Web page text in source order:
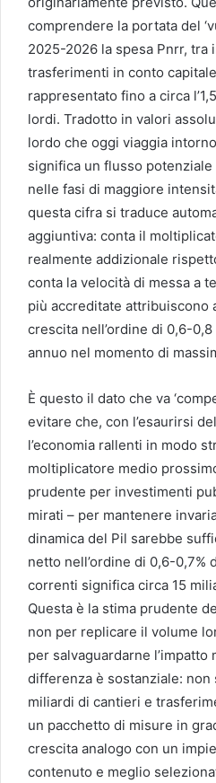
comprendere la portata del
2025-2026 la spesa Pnrr, tra
trasferimenti in conto
rappresentato fino a circa
lordi. Tradotto in valori
lordo che oggi viaggia
significa un flusso
nelle fasi di maggiore
questa cifra si traduce
aggiuntiva: conta il
realmente addizionale
conta la velocità di messa a
più accreditate attribuiscono
crescita nell’ordine di 0,6-
annuo nel momento di
È questo il dato che va
evitare che, con l’esaurirsi
l’economia rallenti in modo
moltiplicatore medio
prudente per investimenti
mirati – per mantenere
dinamica del Pil sarebbe
netto nell’ordine di 0,6-0,7%
correnti significa circa 15
Questa è la stima prudente
non per replicare il volume
per salvaguardarne l’impatto
differenza è sostanziale:
miliardi di cantieri e
un pacchetto di misure in
crescita analogo con un
contenuto e meglio